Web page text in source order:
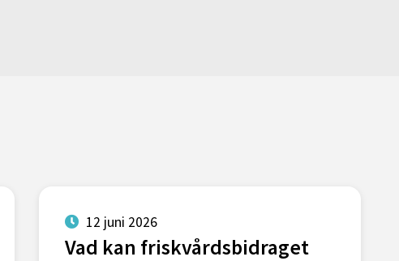
12 juni 2026
Vad kan friskvårdsbidraget